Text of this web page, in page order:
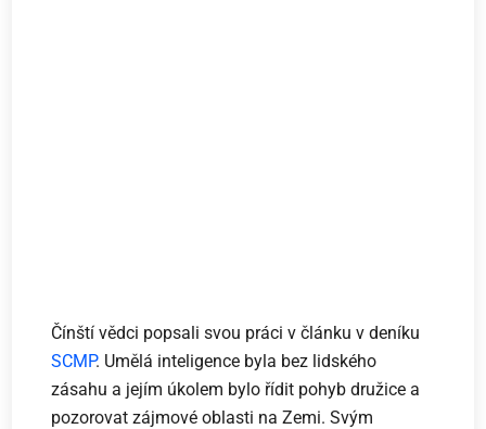
Čínští vědci popsali svou práci v článku v deníku
SCMP. Umělá inteligence byla bez lidského
zásahu a jejím úkolem bylo řídit pohyb družice a
pozorovat zájmové oblasti na Zemi. Svým